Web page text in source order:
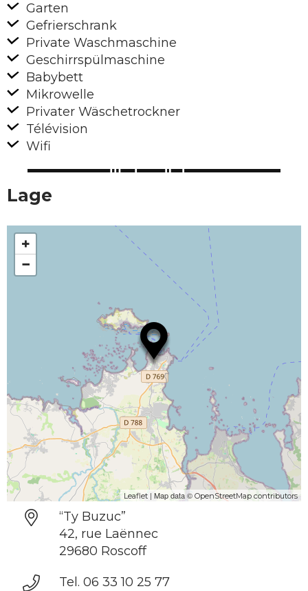
Garten
Gefrierschrank
Private Waschmaschine
Geschirrspülmaschine
Babybett
Mikrowelle
Privater Wäschetrockner
Télévision
Wifi
Lage
+
−
Leaflet | Map data © OpenStreetMap contributors
“Ty Buzuc”
42, rue Laënnec
29680 Roscoff
Tel. 06 33 10 25 77